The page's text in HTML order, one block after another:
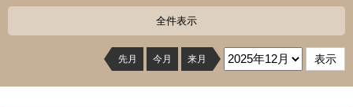
全件表示
先月 今月 来月